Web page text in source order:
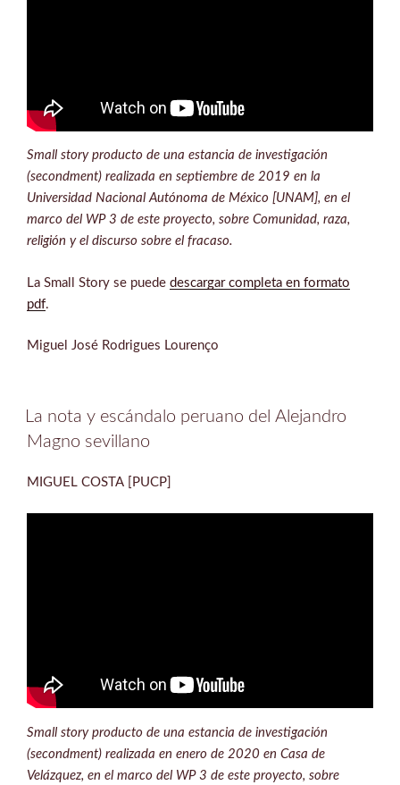
Small story producto de una estancia de investigación
(secondment) realizada en septiembre de 2019 en la
Universidad Nacional Autónoma de México [UNAM], en el
marco del WP 3 de este proyecto, sobre Comunidad, raza,
religión y el discurso sobre el fracaso.
La Small Story se puede descargar completa en formato
pdf.
Miguel José Rodrigues Lourenço
La nota y escándalo peruano del Alejandro
Magno sevillano
MIGUEL COSTA [PUCP]
Small story producto de una estancia de investigación
(secondment) realizada en enero de 2020 en Casa de
Velázquez, en el marco del WP 3 de este proyecto, sobre